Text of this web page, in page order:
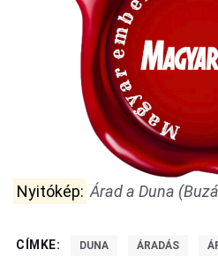
Nyitókép: Árad a Duna
CÍMKE: DUNA ÁRADÁS